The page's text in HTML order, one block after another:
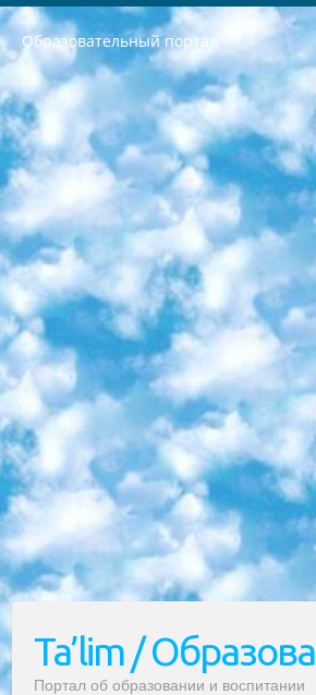
Образовательный портал
РЕСПУБЛИКА УЗБЕКИСТАН МИНИСТРЕРСТВО ДОШКОЛЬНОГО И ШКОЛЬНОГО ОБРАЗОВАНИЯ КОМАНДА в общеобразовательных учреждениях в 2023-2024 учебном году организация и проведение итоговой государственной аттестации обучающихся о Министра дошкольного и школьного образования Республики Узбекистан от 4 марта 2008 года (постановлением Минюста от 20 марта 2008 года № 1778 государственной регистрации) «Итоговое состояние учащихся общего среднего образования на основании положения об утверждении положения об аттестации общего среднего образования выпускной экзамен студентов в образовательных учреждениях в 2023-2024 учебном году В целях организации и прохождения аттестации приказываю: 1. Следующее: перечень предметов, по которым будет проводиться итоговая государственная аттестация и экзамен формы перевода согласно приложению 1; сертификаты международного образца, оценивающие уровень владения иностранными языками перечень согласно приложению 2; 2. Педагогический при специализированных образовательных учреждениях. научно-практический центр квалификации и международной оценки (Д.Давидова) 2024 г. До 25 марта: задания по предметам, по которым будет проводиться итоговая аттестация разработка и утверждение технических условий; итоговая аттестация на основании разработанного предметного задания разработка вопросов по предметам (устно и письменно), экзамен передача; общеобразовательные средние школы и специальные учебные заведения учащиеся выпускных классов школ и интернатов в агентской системе подготовка базы данных экзаменационных материалов и критериев оценки; перевод базы экзаменационных материалов на все языки обучения подать в Республиканский образовательный центр для изготовления; варианты экзаменов на основе разработанных контрольных материалов пусть будут поставлены задачи формирования. 3. Республиканский образовательный центр (Ш.Худайкулов) до 5 апреля 2024 года. до: база данных предоставленных экзаменационных материалов на все языки обучения перевод и экспертиза; для слепых, слабовидящих, глухих, слабослышащих и умственно отсталых детей учащиеся выпускных классов специализированных школ и школ-интернатов база данных экзаменационных материалов на всех преподаваемых языках подготовка критериев оценки; специализированные школы для умственно отсталых детей и технологии для учащихся выпускных классов школ-интернатов разработка соответствующих рекомендаций и критериев проведения ЕГЭ по естествознанию давать задания. 4. Педагогический при специализированных образовательных учреждениях. Научно-практический центр навыков и международной оценки (Д.Давидова), Республика образовательный центр (Худайкулов Ш.) итоговый государственный аттестационный экзамен ориентирован на творческое и логическое мышление при подготовке базы материалов учитывать введение заданий. 5. Следует отметить, что: сертификат государственного образца о знании общеобразовательного предмета и как минимум национальный уровень B1 по предметам на иностранных языках, указанным в Приложении 2. или международно признанный сертификат эквивалентного уровня студенты, изучающие определенный предмет, освобождаются от экзамена; по соответствующим предметам запланирована итоговая государственная аттестация за день до дня, путем жеребьевки Рабочей группой (в письменной форме по предметам, проводимым в форме) из числа сформированных вариантов выбрано 2 варианта; 2 выбранных варианта экзамена анонсированы на официальном сайте министерства и все выпускники по всей стране на основе этих вариантов проводит итоговую государственную аттестацию. 6. Государственное образование учащихся средних общеобразовательных учреждений. знания в соответствии с квалификационными требованиями, которые необходимо приобрести на основании стандартов итоговый (выпускной) контроль для 9 и 11 классов в целях тестирования Экзамены (далее – экзамены) состоят из предметов, перечисленных в приложении 1. будет сделано. 7. Экзамены пройдут с 26 мая по 15 июня 2024 г. (кроме науки физического воспитания). 8. Физическая для учащихся 9 классов общесредних образовательных учреждений. Экзамены по предмету «Образование, квалификация медицина» 1-6 мая 2024 года. сотрудники перевести под присмотр (с отклонениями в физическом или умственном развитии) специализированная школа для детей, школы-интернаты и со сколиозом школы-интернаты санаторного типа для больных детей исключены). 9. Он был слепым, слабовидящим и имел нарушения опорно-двигательного аппарата. экзамены в специализированных школах и интернатах для детей должны проводиться исходя из требований, предъявляемых к общеобразовательным учреждениям (физкультура кроме науки). 10. Специализированная школа для глухих и слабослышащих детей. и экзамены в интернатах и быть реализован в виде письменного теста по математике. 11. Специальность для умственно отсталых детей. Для 9 класса Родной язык и литературное письмо Государственный язык (язык обучения – узбекский). для неклассов) написано Математическое письмо Письменная/устная история Узбекистана Физическое воспитание практично Итоговый контроль Для 11 класса Написание родного языка и литературы (эссе) Математическое письмо Узбекский язык (обучение на узбекском языке) не посещающее общее среднее образование для учреждений)/Образовательное учреждение выбор письменный и устный Иностранный язык письменный/устный Письменная/устная история Узбекистана *По выбору студента:  Химия  Физика  Основы государственного права  География 10 бесплатных образовательных ресурсов - Мы составили подборку онлайн-проектов с интерактивными упражнениями, видеолекциями и статьями. Они помогут вам обрести новые и освежить старые знания бесплатно. 1. «ИНТУИТ» Старейшая образовательная площадка Рунета. Здесь вы найдёте сотни текстовых и видеокурсов на десятки различных тем — от программирования до психологии. Многие курсы подготовлены российскими университетами и крупными международными компаниями вроде Intel и Microsoft. Самостоятельное обучение бесплатное, но желающие могут оплатить услуги персональных наставников. 2. «Смартия» знакомит с актуальными профессиями и подсказывает, как им обучаться. Выбрав заинтересовавшую вас специальность — SMM-специалист, фотограф, веб-дизайнер или другую, — увидите список необходимых для неё умений. Чтобы вы могли освоить их самостоятельно, для каждого умения площадка отображает подборку ссылок на учебные материалы. Хотя «Смартия» ориентируется на русскоязычную аудиторию, часть контента всё же доступна только на английском. 3. «Лекторий Физтеха» Проект Московского физико-технического института (Физтеха). С его помощью вы можете смотреть онлайн серии лекций, записанные на видео в этом вузе. В числе доступных предметов — физика, биология, химия, информационные технологии и другие. К некоторым лекциям администрация ресурса прилагает готовые конспекты, которые можно скачивать в PDF-формате. 4. ITMOcourses Онлайн-площадка Санкт-Петербургского национального исследовательского университета информационных технологий, механики и оптики (ИТМО). Ресурс предоставляет свободный доступ к курсам, разработанным в этом вузе. Каталог материалов разбит на четыре категории: «Оптические системы и технологии», «Приборостроение и робототехника», «Информационные технологии» и «Биотехнологии». Курсы состоят из видеолекций, интерактивных демонстраций и заданий. 5. «КиберЛенинка» Электронная научная библиотека открытого доступа. Каталог площадки регулярно обрастает текстами статей из различных научных изданий. Сгруппированные по журналам и рубрикам публикации можно читать онлайн или скачивать целиком в PDF-формате. Проект нацелен на популяризацию науки за счёт открытого доступа к качественной информации. 6. «ПостНаука» На этом ресурсе публикуют подборки видеолекций, составленные экспертами из разных отраслей и объединённые общими темами. Среди них, к примеру, есть серии «Биоинформатика и геномика», «Культура средневековой Скандинавии» и Cinema Studies о теории кино. Каждая подборка лекций — логически связанная история, рассказанная экспертом от первого лица. Кроме того, на сайте появляются
Ta’lim /
Портал об образовании и воспитании